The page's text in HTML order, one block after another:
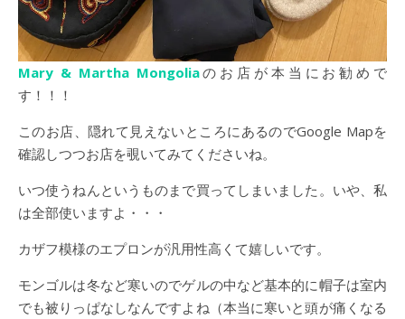
Mary & Martha Mongoliaのお店が本当にお勧めで
す！！！
このお店、隠れて見えないところにあるのでGoogle Mapを
確認しつつお店を覗いてみてくださいね。
いつ使うねんというものまで買ってしまいました。いや、私
は全部使いますよ・・・
カザフ模様のエプロンが汎用性高くて嬉しいです。
モンゴルは冬など寒いのでゲルの中など基本的に帽子は室内
でも被りっぱなしなんですよね（本当に寒いと頭が痛くなる